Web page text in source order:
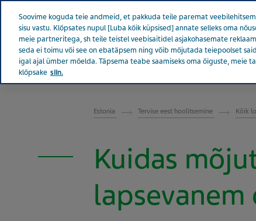
Teva kogu maailmas
ESTONIA TERVISE EEST HOOLITSEMINE
Estonia Tervise eest hoolitsemine Kõik
Kuidas
Soovime koguda teie andmeid, et pakkuda teile paremat
sisu vastu. Klõpsates nupul [Luba kõik küpsised] annate selleks oma
meie partneritega, sh teile teistel veebisaitidel asjakohasemate
seda ei toimu või see on ebatäpsem ning võib mõjutada teiepoolset
igal ajal ümber mõelda. Täpsema teabe saamiseks oma õiguste,
klõpsake siin.